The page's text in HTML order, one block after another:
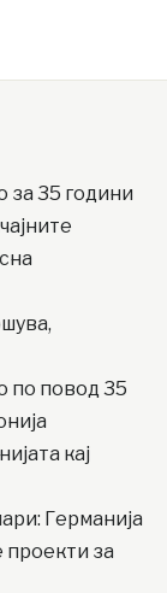
за 35 години
по повод 35
кај
Германија
проекти за